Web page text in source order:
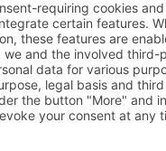
receive anything*
abbonarsi
momento >Newsletter